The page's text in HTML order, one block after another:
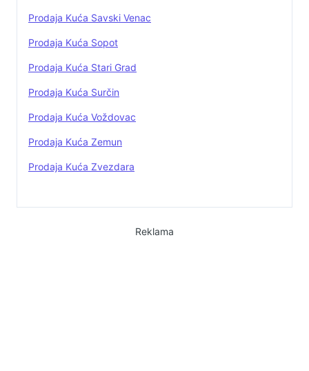
Prodaja Kuća Savski Venac
Prodaja Kuća Sopot
Prodaja Kuća Stari Grad
Prodaja Kuća Surčin
Prodaja Kuća Voždovac
Prodaja Kuća Zemun
Prodaja Kuća Zvezdara
Reklama